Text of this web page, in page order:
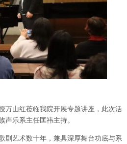
万山红莅临我院开展专题讲座，此次活
乐系主任匡祎主持。
剧艺术数十年，兼具深厚舞台功底与系